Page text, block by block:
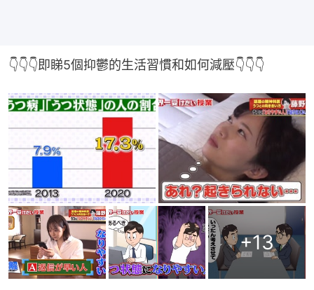
👇👇👇即睇5個抑鬱的生活習慣和如何減壓👇👇👇
+13